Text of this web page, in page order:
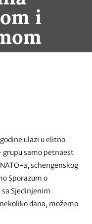
i
ulazi u elitno
grupu samo petnaest
a, schengenskog
Sporazum o
Sjedinjenim
dana, možemo